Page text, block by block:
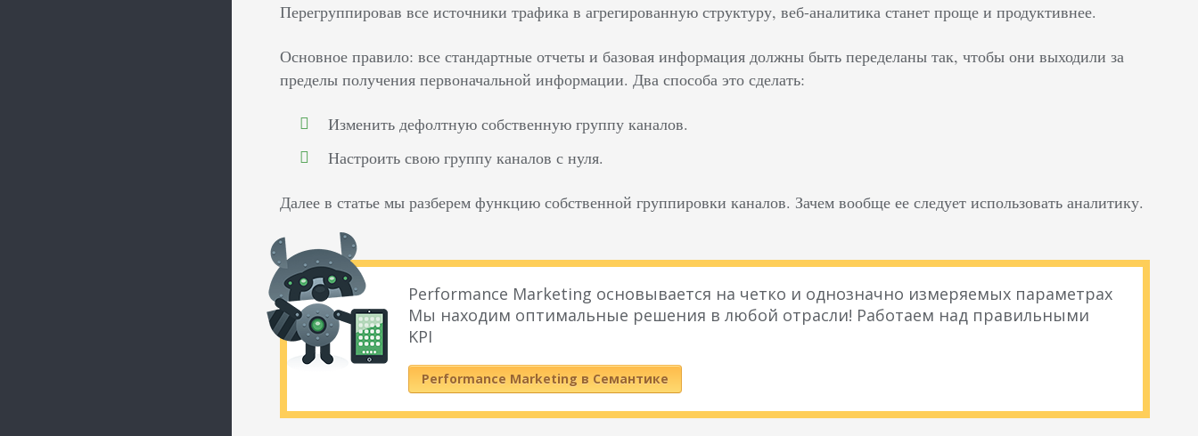
Перегруппировав все источники трафика в агрегированную структуру, веб-аналитика станет проще и продуктивнее.
Основное правило: все стандартные отчеты и базовая информация должны быть переделаны так, чтобы они выходили за
пределы получения первоначальной информации. Два способа это сделать:
Изменить дефолтную собственную группу каналов.
Настроить свою группу каналов с нуля.
Далее в статье мы разберем функцию собственной группировки каналов. Зачем вообще ее следует использовать аналитику.
Performance Marketing основывается на четко и однозначно измеряемых параметрах
Мы находим оптимальные решения в любой отрасли! Работаем над правильными
KPI
Performance Marketing в Семантике